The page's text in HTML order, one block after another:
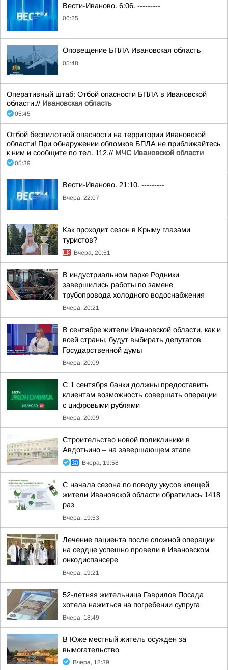
Вести-Иваново. 6:06. ---------
06:25
Оповещение БПЛА Ивановская область
05:48
Оперативный штаб: Отбой опасности БПЛА в Ивановской
области.// Ивановская область
05:45
Отбой беспилотной опасности на территории Ивановской
области! При обнаружении обломков БПЛА не приближайтесь
к ним и сообщите по тел. 112.// МЧС Ивановской области
05:39
Вести-Иваново. 21:10. ---------
Вчера, 22:07
Как проходит сезон в Крыму глазами
туристов?
Вчера, 20:51
В индустриальном парке Родники
завершились работы по замене
трубопровода холодного водоснабжения
Вчера, 20:21
В сентябре жители Ивановской области, как и
всей страны, будут выбирать депутатов
Государственной думы
Вчера, 20:09
С 1 сентября банки должны предоставить
клиентам возможность совершать операции
с цифровыми рублями
Вчера, 20:09
Строительство новой поликлиники в
Авдотьино – на завершающем этапе
Вчера, 19:58
С начала сезона по поводу укусов клещей
жители Ивановской области обратились 1418
раз
Вчера, 19:53
Лечение пациента после сложной операции
на сердце успешно провели в Ивановском
онкодиспансере
Вчера, 19:21
52-летняя жительница Гаврилов Посада
хотела нажиться на погребении супруга
Вчера, 18:49
В Юже местный житель осужден за
вымогательство
Вчера, 18:39